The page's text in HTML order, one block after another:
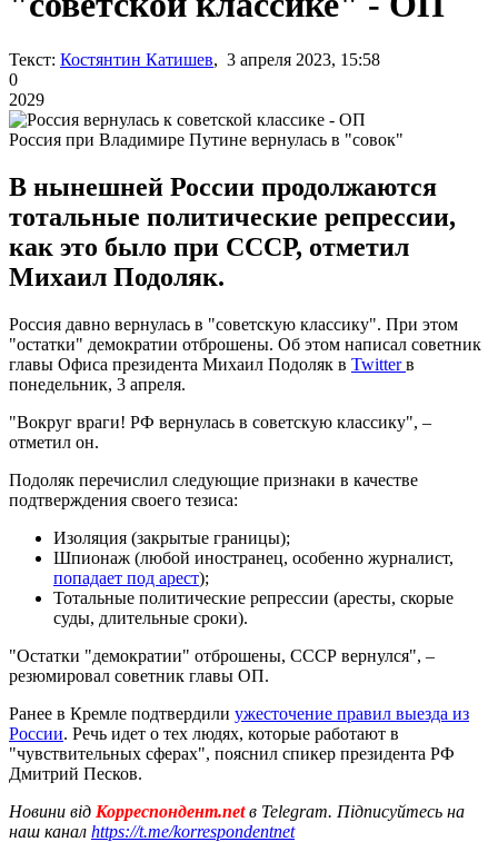
Текст: Костянтин Катишев, 3 апреля 2023, 15:58
0
2029
Россия при Владимире Путине вернулась в "совок"
В нынешней России продолжаются
тотальные политические репрессии,
как это было при СССР, отметил
Михаил Подоляк.
Россия давно вернулась в "советскую классику". При этом
"остатки" демократии отброшены. Об этом написал советник
главы Офиса президента Михаил Подоляк в Twitter в
понедельник, 3 апреля.
"Вокруг враги! РФ вернулась в советскую классику", –
отметил он.
Подоляк перечислил следующие признаки в качестве
подтверждения своего тезиса:
Изоляция (закрытые границы);
Шпионаж (любой иностранец, особенно журналист,
попадает под арест);
Тотальные политические репрессии (аресты, скорые
суды, длительные сроки).
"Остатки "демократии" отброшены, СССР вернулся", –
резюмировал советник главы ОП.
Ранее в Кремле подтвердили ужесточение правил выезда из
России. Речь идет о тех людях, которые работают в
"чувствительных сферах", пояснил спикер президента РФ
Дмитрий Песков.
Новини від Корреспондент.netв Telegram. Підписуйтесь на
наш канал https://t.me/korrespondentnet